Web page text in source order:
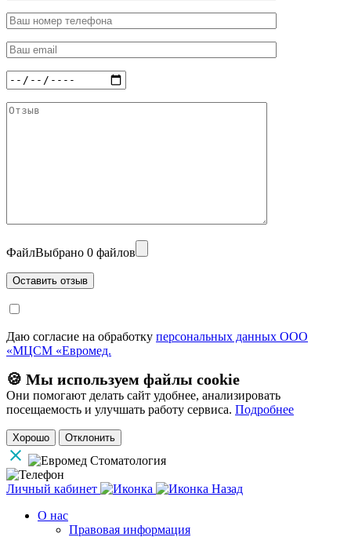
ФайлВыбрано 0 файлов
Даю согласие на обработку персональных данных ООО
«МЦСМ «Евромед.
🍪 Мы используем файлы cookie
Они помогают делать сайт удобнее, анализировать
посещаемость и улучшать работу сервиса. Подробнее
Хорошо Отклонить
Личный кабинет
Назад
О нас
Правовая информация